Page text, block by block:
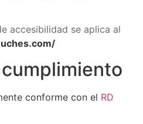
accesibilidad se aplica al
/
conforme con el RD